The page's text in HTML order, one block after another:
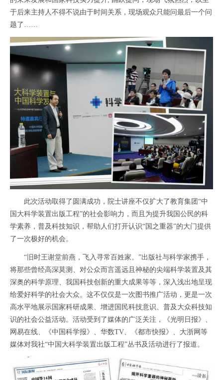
于后来主持人不得不说由于时间关系，现场观众只能问最后一个问
题了……
此次活动取得了圆满成功，院士讲座不仅扩大了教育集团“中
国大科学装置出版工程”的社会影响力，而且为提升我国公民的科
学素养，普及科技知识，帮助人们打开认识“国之重器”的大门提供
了一次极好的机会。
“旧时王谢堂前燕，飞入寻常百姓家。”出版社与科学家携手，
将那些曾经高深莫测、对公众而言遥远且神秘的尖端科学装置及其
深奥的科学原理、我国科技创新的重大成果等等，深入浅出地呈现
给爱好科学的社会大众。这不仅仅是一次图书推广活动，更是一次
高水平地展示国家科研成果、增进国民科技意识、普及大众科技知
识的社会公益活动。活动受到了媒体的广泛关注，《光明日报》、
网易在线、《中国科学报》、华数TV、《都市快报》、大浙网等
媒体对我社“中国大科学装置出版工程”丛书及活动进行了报道。